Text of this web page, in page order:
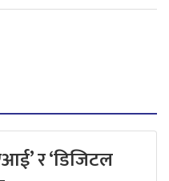
र ‘डिजिटल